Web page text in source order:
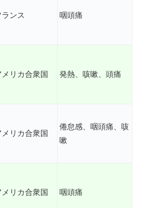
ランス 咽頭痛
メリカ合衆国 発熱、咳嗽、頭痛
メリカ合衆国
倦怠感、咽頭痛、咳
嗽
メリカ合衆国 咽頭痛